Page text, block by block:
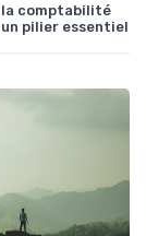
comptabilité
pilier essentiel